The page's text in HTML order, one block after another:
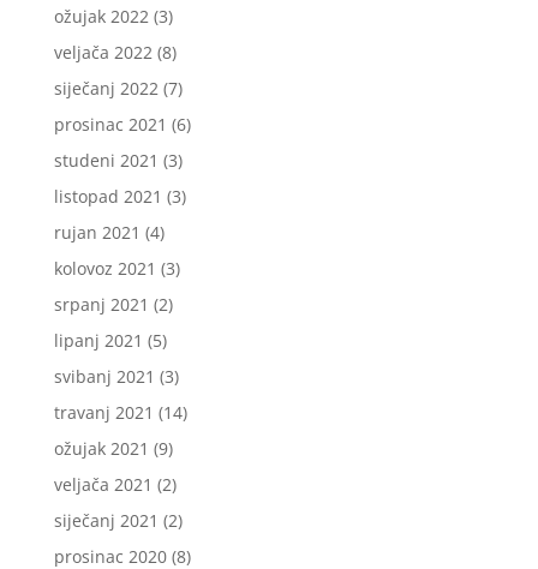
ožujak 2022(3)
veljača 2022(8)
siječanj 2022(7)
prosinac 2021 (6)
studeni 2021 (3)
listopad 2021 (3)
rujan 2021 (4)
kolovoz 2021 (3)
srpanj 2021 (2)
lipanj 2021 (5)
svibanj 2021 (3)
travanj 2021 (14)
ožujak 2021 (9)
veljača 2021 (2)
siječanj 2021 (2)
prosinac 2020(8)